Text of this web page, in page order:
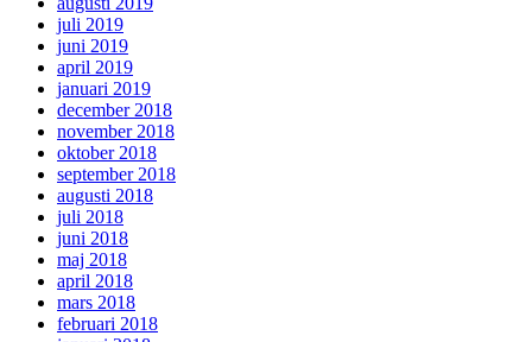
juli 2019
juni 2019
april 2019
januari 2019
december 2018
november 2018
oktober 2018
september 2018
augusti 2018
juli 2018
juni 2018
maj 2018
april 2018
mars 2018
februari 2018